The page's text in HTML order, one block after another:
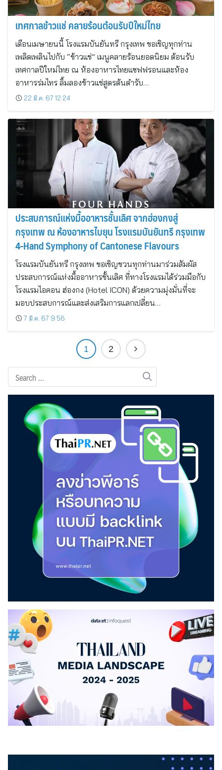
เทศกาลข้าวแช่ คลายร้อนต้อนรับปีใหม่ไทย
เดือนเมษายนนี้ โรงแรมบันยันทรี กรุงเทพ ขอเชิญทุกท่าน
เพลิดเพลินไปกับ “ข้าวแช่” เมนูคลายร้อนยอดนิยม ต้อนรับ
เทศกาลปีใหม่ไทย ณ ห้องอาหารไทยแซฟฟรอนและห้อง
อาหารร่มไทร ลิ้มลองข้าวแช่สูตรต้นตำรับ…
22 มี.ค. 67 12:24
ประสบการณ์แห่งมื้ออาหารชั้นเลิศ จากฮ่องกงสู่
กรุงเทพ ณ ห้องอาหารไบยุน โรงแรมบันยันทรี กรุงเทพ
4-Hand Symphony of Cantonese Flavours
โรงแรมบันยันทรี กรุงเทพ ขอเชิญชวนทุกท่านมาร่วมสัมผัส
ประสบการณ์แห่งมื้ออาหารชั้นเลิศ ที่ทางโรงแรมได้ร่วมมือกับ
โรงแรมไอคอน ฮ่องกง (Hotel ICON) ด้วยความมุ่งมั่นที่จะ
มอบประสบการณ์และส่งเสริมการแลกเปลี่ยน…
7 มี.ค. 67 9:56
1 2